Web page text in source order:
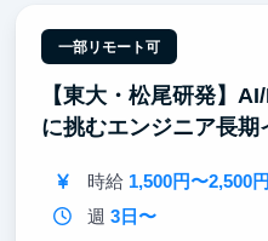
とに挑戦できます。ここ
後のビジネスパーソンと
す。
一部リモート可
【東大・松尾研発】
に挑むエンジニア長期
時給 1,500円〜2,500円
週 3日〜